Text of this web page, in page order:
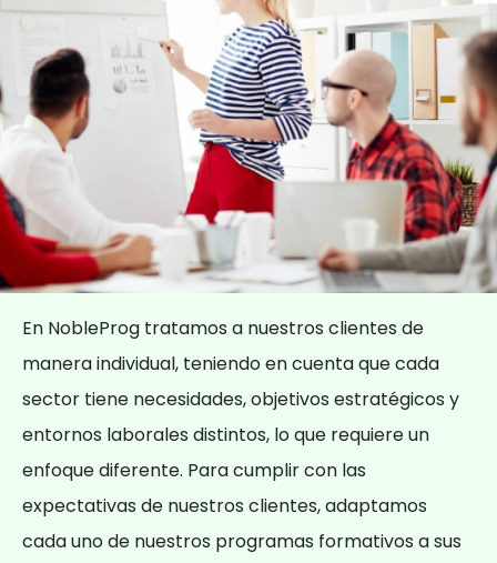
En NobleProg tratamos a nuestros clientes de
manera individual, teniendo en cuenta que cada
sector tiene necesidades, objetivos estratégicos y
entornos laborales distintos, lo que requiere un
enfoque diferente. Para cumplir con las
expectativas de nuestros clientes, adaptamos
cada uno de nuestros programas formativos a sus